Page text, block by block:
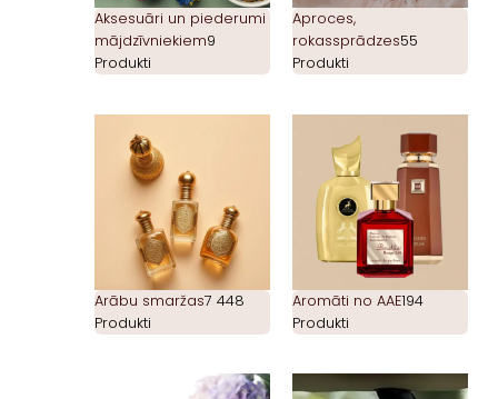
Aksesuāri un piederumi
mājdzīvniekiem9
Produkti
Aproces,
rokassprādzes55
Produkti
Arābu smaržas7 448
Produkti
Aromāti no AAE194
Produkti